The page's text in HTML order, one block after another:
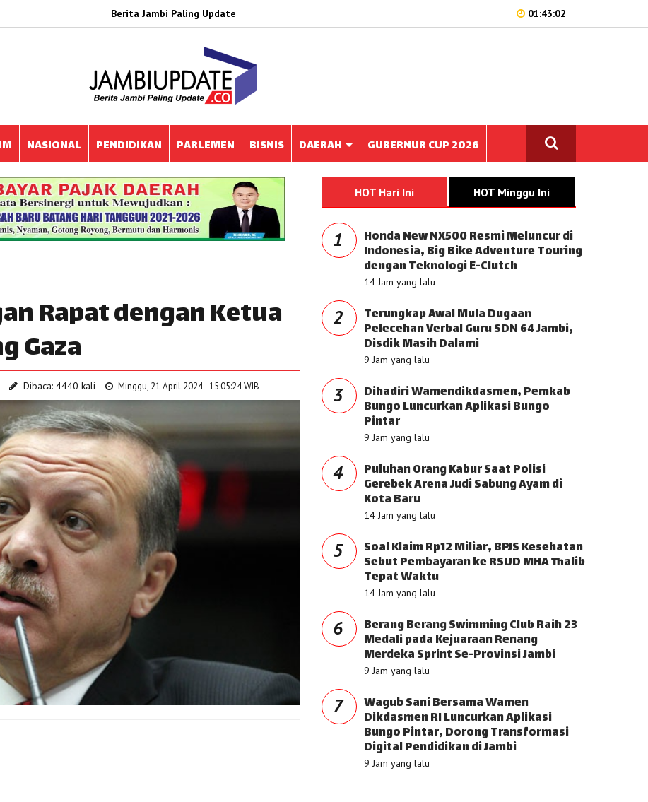
Berita Jambi Paling Update 01:43:02
NASIONAL PENDIDIKAN PARLEMEN BISNIS DAERAH GUBERNUR CUP 2026
Rapat dengan Ketua
Gaza
Dibaca: 4440 kali Minggu, 21 April 2024 - 15:05:24 WIB
HOT Hari Ini HOT Minggu Ini
1 Honda New NX500 Resmi Meluncur di
Indonesia, Big Bike Adventure Touring
dengan Teknologi E-Clutch
14 Jam yang lalu
2 Terungkap Awal Mula Dugaan
Pelecehan Verbal Guru SDN 64 Jambi,
Disdik Masih Dalami
9 Jam yang lalu
3 Dihadiri Wamendikdasmen, Pemkab
Bungo Luncurkan Aplikasi Bungo
Pintar
9 Jam yang lalu
4 Puluhan Orang Kabur Saat Polisi
Gerebek Arena Judi Sabung Ayam di
Kota Baru
14 Jam yang lalu
5 Soal Klaim Rp12 Miliar, BPJS Kesehatan
Sebut Pembayaran ke RSUD MHA Thalib
Tepat Waktu
14 Jam yang lalu
6 Berang Berang Swimming Club Raih 23
Medali pada Kejuaraan Renang
Merdeka Sprint Se-Provinsi Jambi
9 Jam yang lalu
7 Wagub Sani Bersama Wamen
Dikdasmen RI Luncurkan Aplikasi
Bungo Pintar, Dorong Transformasi
Digital Pendidikan di Jambi
9 Jam yang lalu